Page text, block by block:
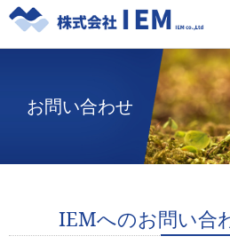
お問い合わせ
IEMへのお問い合